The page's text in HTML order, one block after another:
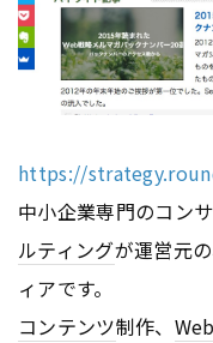
https://
中小企業専門のコン
ルティングが運営元
ィアです。
コンテンツ制作、